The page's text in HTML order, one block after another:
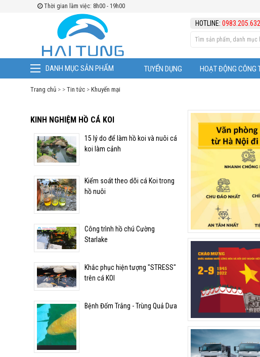
Thời gian làm việc: 8h00 - 19h00
HOTLINE:0983.205.632
DANH MỤC SẢN PHẨM TUYỂN DỤNG HOẠT ĐỘNG CÔNG
Trang chủ > > Tin tức > Khuyến mại
KINH NGHIỆM HỒ CÁ KOI
15 lý do để làm hồ koi và nuôi cá
koi làm cảnh
Kiểm soát theo dõi cá Koi trong
hồ nuôi
Công trình hồ chú Cường
Starlake
Khắc phục hiện tượng "STRESS"
trên cá KOI
Bệnh Đốm Trắng - Trùng Quả Dưa
KINH NGHIỆM HỒ CÁ KOI
nuôi cá koi làm cảnh
Kiểm soát theo dõi cá Koi
Công trình hồ chú Cường
Starlake
"STRESS" trên cá KOI
Bệnh Đốm Trắng - Trùng
Quy trình Chăm sóc - Xử lý
nước - Phòng bệnh - Chữa
bộ sản phẩm của An Lộc
Vài quy tắc cần nhớ để vận
hành hồ koi dễ dàng hơn